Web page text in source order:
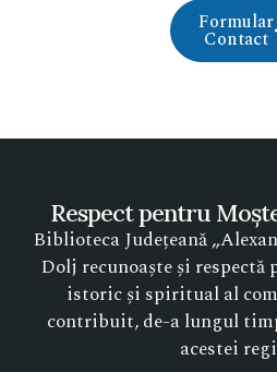
Formular
Contact
Respect pentru
Biblioteca Județeană
Dolj recunoaște și
istoric și spiritual al
contribuit, de-a lungul
acestei